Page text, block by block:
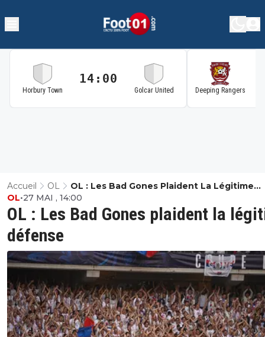
Horbury Town
14:00
Golcar United Deeping Rangers
Accueil OL
OL : Les Bad Gones Plaident La Légitime
Défense
OL : Les Bad Gones plaident la
défense
OL•27 MAI , 14:00